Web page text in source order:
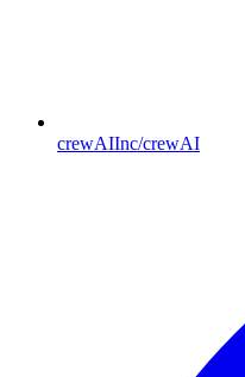
crewAIInc/crewAI